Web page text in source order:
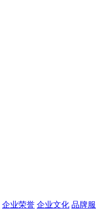
企业荣誉 企业文化 品牌服